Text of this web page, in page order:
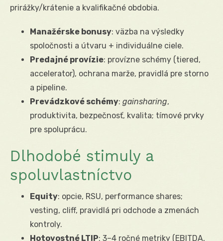
prirážky/krátenie a kvalifikačné obdobia.
Manažérske bonusy: väzba na výsledky
spoločnosti a útvaru + individuálne ciele.
Predajné provízie: provízne schémy (tiered,
accelerator), ochrana marže, pravidlá pre storno
a pipeline.
Prevádzkové schémy: gainsharing,
produktivita, bezpečnosť, kvalita; tímové prvky
pre spoluprácu.
Dlhodobé stimuly a
spoluvlastníctvo
Equity: opcie, RSU, performance shares;
vesting, cliff, pravidlá pri odchode a zmenách
kontroly.
Hotovostné LTIP: 3–4 ročné metriky (EBITDA,